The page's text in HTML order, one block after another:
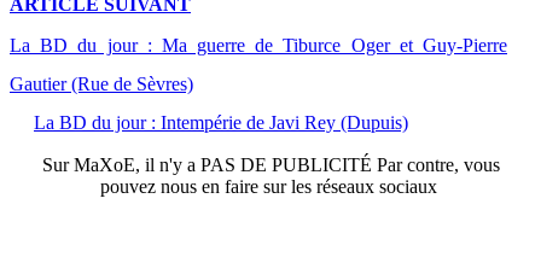
ARTICLE SUIVANT
La BD du jour : Ma guerre de Tiburce Oger et Guy-Pierre
Gautier (Rue de Sèvres)
La BD du jour : Intempérie de Javi Rey (Dupuis)
SurMaXoE, il n'y a PAS DE PUBLICITÉ Par contre, vous
pouvez nous en faire sur les réseaux sociaux